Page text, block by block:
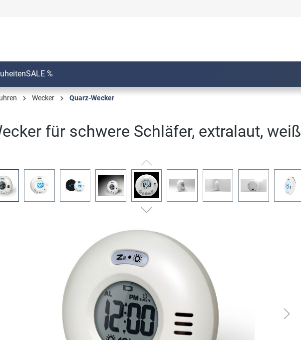
SALE %
Wecker Quarz-Wecker
für schwere Schläfer, extralaut, weiß